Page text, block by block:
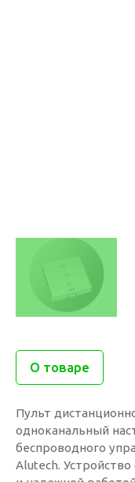
О товаре
Пульт
одноканальный
беспроводного
Alutech.